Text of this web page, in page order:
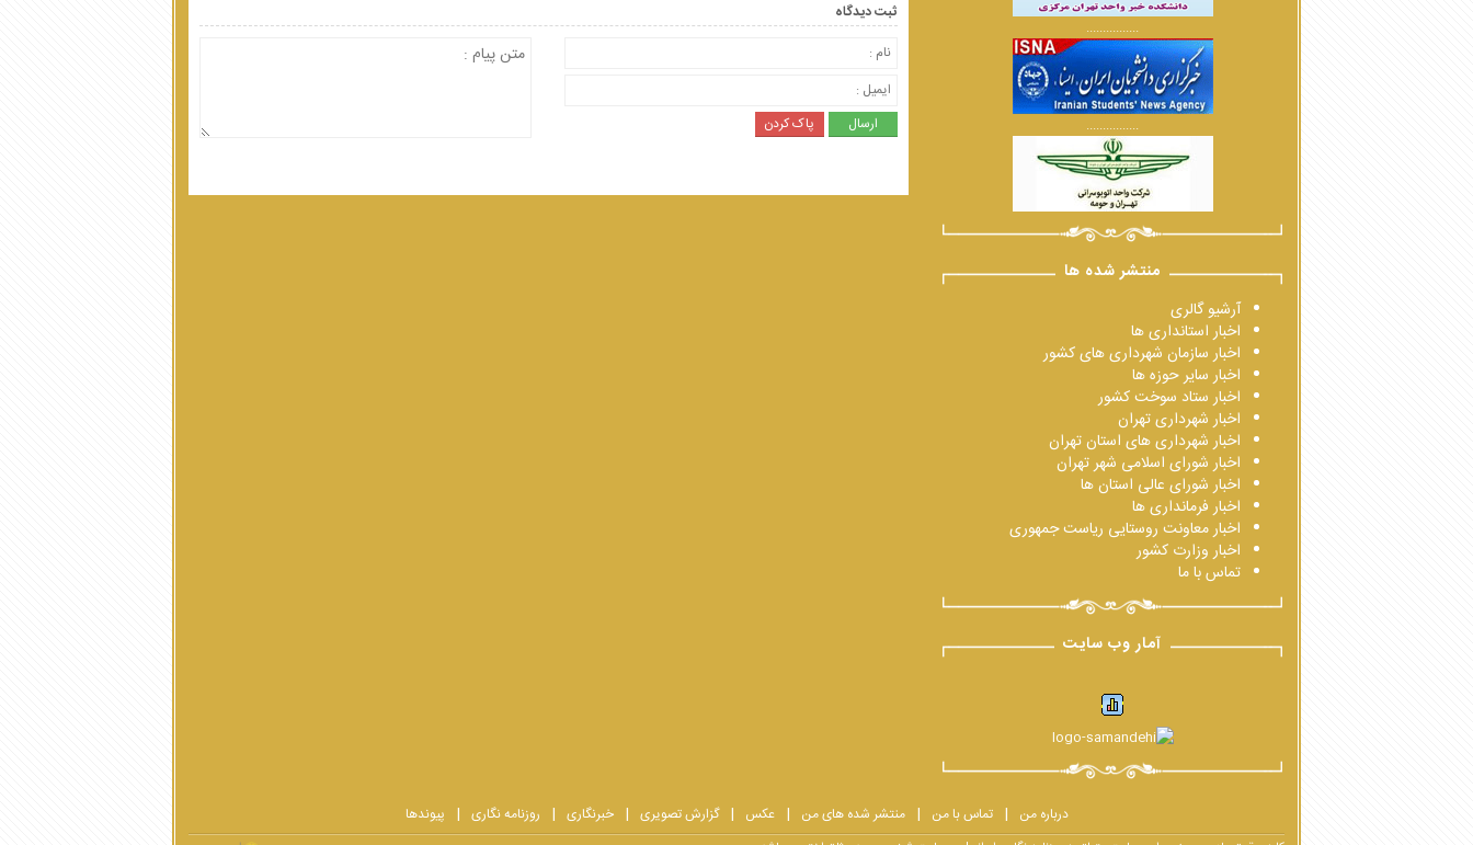
ثبت دیدگاه
................
................
منتشر شده ها
آرشیو گالری
اخبار استانداری ها
اخبار سازمان شهرداری های کشور
اخبار سایر حوزه ها
اخبار ستاد سوخت کشور
اخبار شهرداری تهران
اخبار شهرداری های استان تهران
اخبار شورای اسلامی شهر تهران
اخبار شورای عالی استان ها
اخبار فرمانداری ها
اخبار معاونت روستایی ریاست جمهوری
اخبار وزارت کشور
تماس با ما
آمار وب سایت
درباره من تماس با من منتشر شده های من عکس گزارش تصویری خبرنگاری روزنامه نگاری پیوندها